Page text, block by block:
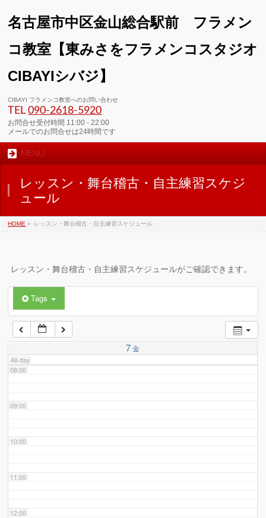
名古屋市中区金山総合駅前 フラメン
コ教室【東みさをフラメンコスタジオ
CIBAYIシバジ】
CIBAYI フラメンコ教室へのお問い合わせ
TEL090-2618‐5920
お問合せ受付時間 11:00 - 22:00
メールでのお問合せは24時間です
MENU
レッスン・舞台稽古・自主練習スケジ
ュール
HOME » レッスン・舞台稽古・自主練習スケジュール
レッスン・舞台稽古・自主練習スケジュールがご確認できます。
Tags
7 金
All-day
01:00
02:00
03:00
04:00
06:00
07:00
08:00
09:00
10:00
11:00
12:00